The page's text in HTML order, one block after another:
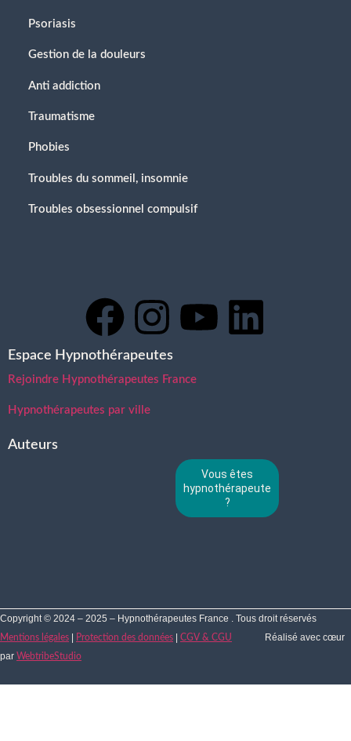
Psoriasis
Gestion de la douleurs
Anti addiction
Traumatisme
Phobies
Troubles du sommeil, insomnie
Troubles obsessionnel compulsif
Espace Hypnothérapeutes
Rejoindre Hypnothérapeutes France
Hypnothérapeutes par ville
Auteurs
Vous êtes
hypnothérapeute
?
Copyright © 2024 – 2025 – Hypnothérapeutes France . Tous droit réservés
Mentions légales | Protection des données | CGV & CGU
Réalisé avec cœur
par WebtribeStudio